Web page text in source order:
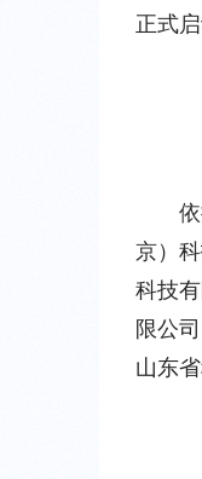
正式启
京）
科技
限公
山东